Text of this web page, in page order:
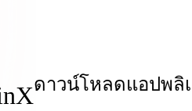
ดาวน์โหลดแอปพลิ